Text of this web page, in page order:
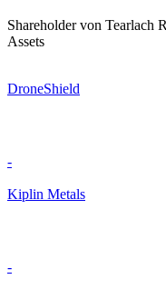
Shareholder von Tearlach
Assets
DroneShield
-
Kiplin Metals
-